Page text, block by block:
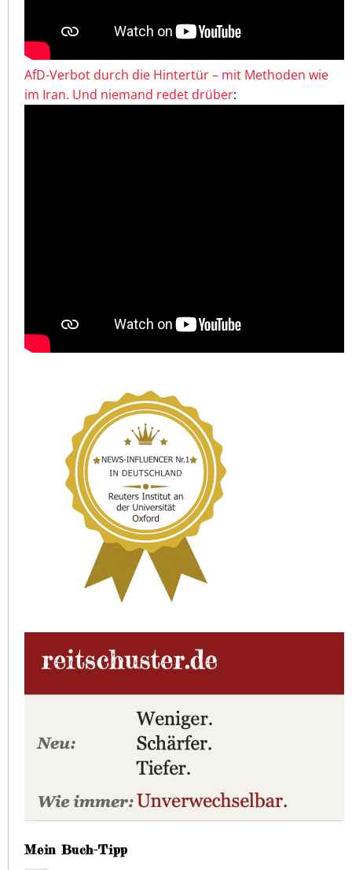
AfD-Verbot durch die Hintertür – mit Methoden wie
im Iran. Und niemand redet drüber:
Mein Buch-Tipp